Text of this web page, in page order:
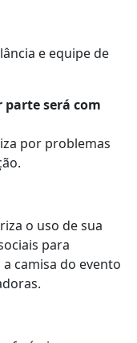
e equipe de
parte será com
por problemas
o uso de sua
para
camisa do evento